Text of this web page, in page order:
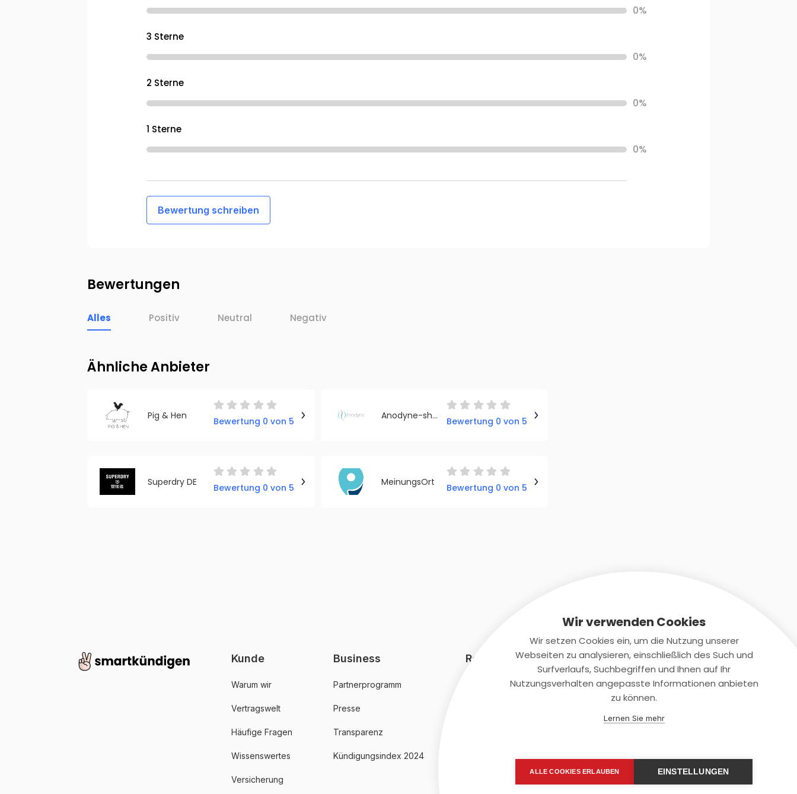
0%
3 Sterne
0%
2 Sterne
0%
1 Sterne
0%
Bewertung schreiben
Bewertungen
Alles Positiv Neutral Negativ
Ähnliche Anbieter
Pig & Hen
Bewertung 0 von 5
Anodyne-shop.de - Haltungskorrigierende Kleidung
Bewertung 0 von 5
Superdry DE
Bewertung 0 von 5
MeinungsOrt
Bewertung 0 von 5
Kunde
Warum wir
Vertragswelt
Häufige Fragen
Wissenswertes
Versicherung
Business
Partnerprogramm
Presse
Transparenz
Kündigungsindex 2024
Rechtliches Kontaktiere uns
+(49)2131/708-4280
Wir verwenden Cookies
Wir setzen Cookies ein, um die Nutzung unserer
Webseiten zu analysieren, einschließlich des Such und
Surfverlaufs, Suchbegriffen und Ihnen auf Ihr
Nutzungsverhalten angepasste Informationen anbieten
zu können.
Lernen Sie mehr
ALLE COOKIES ERLAUBEN EINSTELLUNGEN